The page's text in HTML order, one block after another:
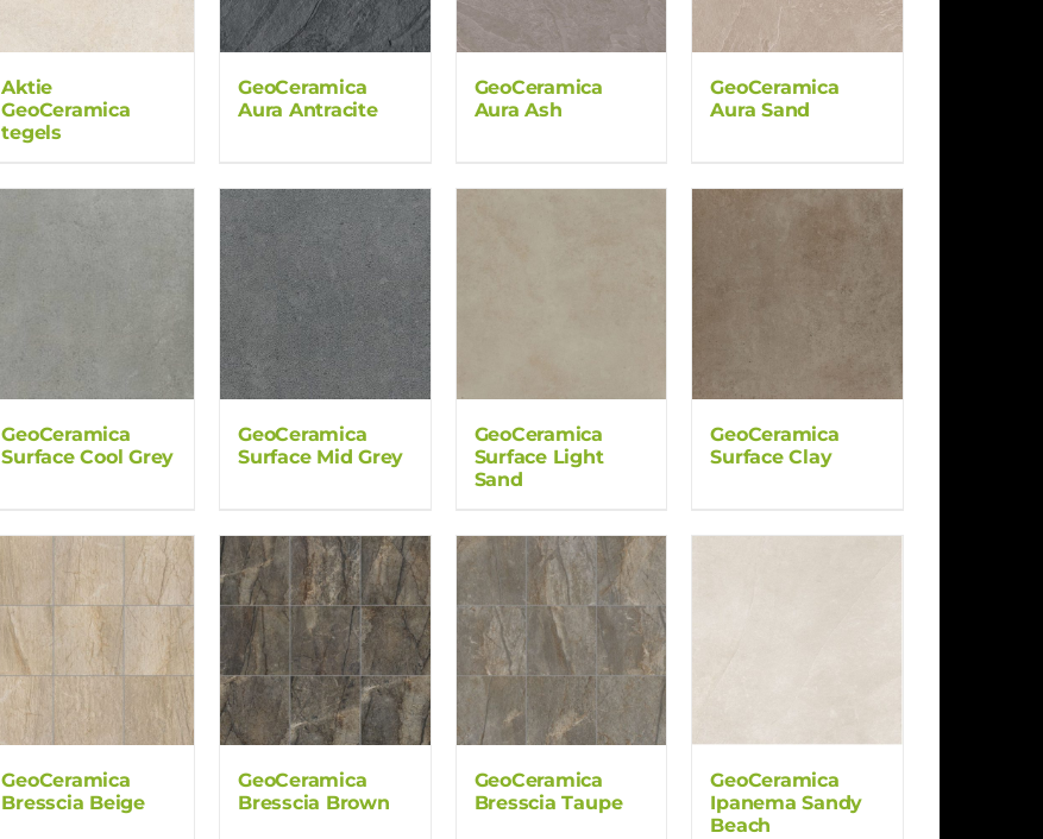
Aktie
GeoCeramica
tegels
GeoCeramica
Aura Antracite
GeoCeramica
Aura Ash
GeoCeramica
Aura Sand
GeoCeramica
Surface Cool Grey
GeoCeramica
Surface Mid Grey
GeoCeramica
Surface Light
Sand
GeoCeramica
Surface Clay
GeoCeramica
Bresscia Beige
GeoCeramica
Bresscia Brown
GeoCeramica
Bresscia Taupe
GeoCeramica
Ipanema Sandy
Beach